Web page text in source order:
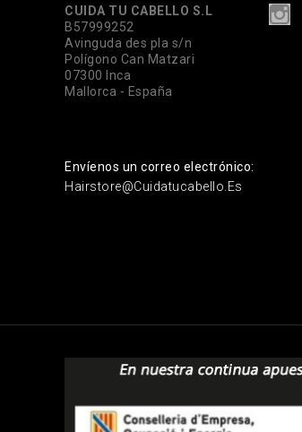
CUIDA TU CABELLO S.L
B57999252
Avinguda des pla s/n
Polígono Can Matzari
07300 Inca
Mallorca - España
Envíenos un correo electrónico:
Hairstore@cuidatucabello.es